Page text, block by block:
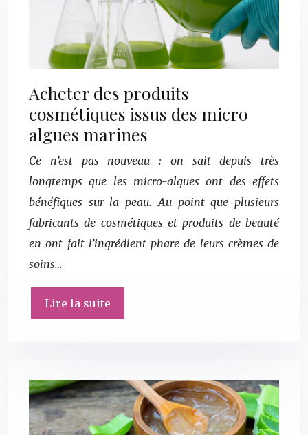
Acheter des produits
cosmétiques issus des micro
algues marines
Ce n’est pas nouveau : on sait depuis très
longtemps que les micro-algues ont des effets
bénéfiques sur la peau. Au point que plusieurs
fabricants de cosmétiques et produits de beauté
en ont fait l’ingrédient phare de leurs crèmes de
soins…
Lire la suite